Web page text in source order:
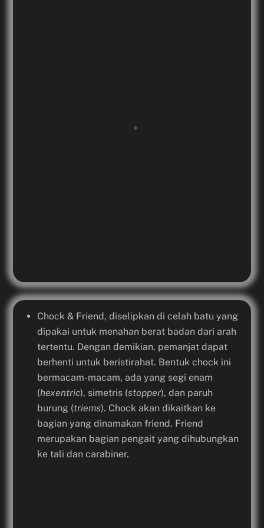
Chock & Friend, diselipkan di celah batu yang
dipakai untuk menahan berat badan dari arah
tertentu. Dengan demikian, pemanjat dapat
berhenti untuk beristirahat. Bentuk chock ini
bermacam-macam, ada yang segi enam
(hexentric), simetris (stopper), dan paruh
burung (triems). Chock akan dikaitkan ke
bagian yang dinamakan friend. Friend
merupakan bagian pengait yang dihubungkan
ke tali dan carabiner.